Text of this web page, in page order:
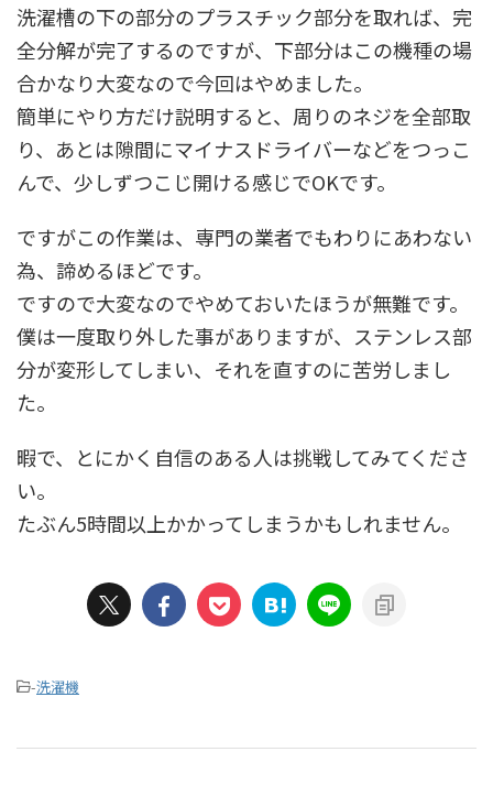
洗濯槽の下の部分のプラスチック部分を取れば、完
全分解が完了するのですが、下部分はこの機種の場
合かなり大変なので今回はやめました。
簡単にやり方だけ説明すると、周りのネジを全部取
り、あとは隙間にマイナスドライバーなどをつっこ
んで、少しずつこじ開ける感じでOKです。
ですがこの作業は、専門の業者でもわりにあわない
為、諦めるほどです。
ですので大変なのでやめておいたほうが無難です。
僕は一度取り外した事がありますが、ステンレス部
分が変形してしまい、それを直すのに苦労しまし
た。
暇で、とにかく自信のある人は挑戦してみてくださ
い。
たぶん5時間以上かかってしまうかもしれません。
-洗濯機